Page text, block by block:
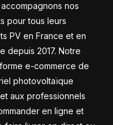
nos
pour tous leurs
PV en France et en
depuis 2017. Notre
e-commerce de
photovoltaïque
aux professionnels
en ligne et